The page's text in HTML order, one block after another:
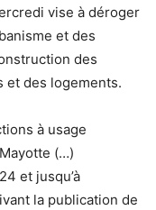
vise à déroger
et des
des
et des logements.
à usage
(…)
et jusqu’à
la publication de